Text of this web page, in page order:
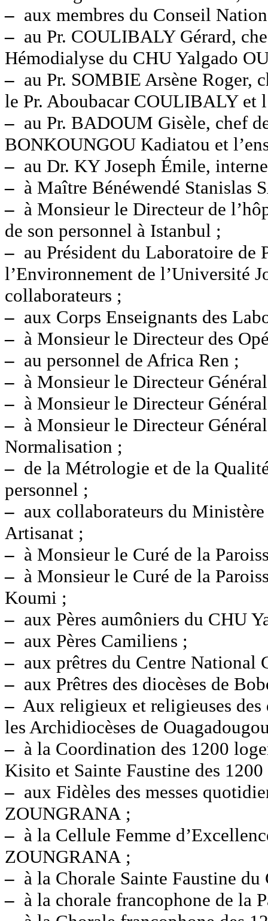
– aux membres du Conseil
– au Pr. COULIBALY Gérard,
Hémodialyse du CHU Yalgado
– au Pr. SOMBIE Arsène Roger,
le Pr. Aboubacar COULIBALY et
– au Pr. BADOUM Gisèle, chef
BONKOUNGOU Kadiatou et
– au Dr. KY Joseph Émile,
– à Maître Bénéwendé Stanislas
– à Monsieur le Directeur de
de son personnel à Istanbul ;
– au Président du Laboratoire de
l’Environnement de l’Université
collaborateurs ;
– aux Corps Enseignants des
– à Monsieur le Directeur des
– au personnel de Africa Ren ;
– à Monsieur le Directeur
– à Monsieur le Directeur
– à Monsieur le Directeur
Normalisation ;
– de la Métrologie et de la
personnel ;
– aux collaborateurs du
Artisanat ;
– à Monsieur le Curé de la
– à Monsieur le Curé de la
Koumi ;
– aux Pères aumôniers du CHU
– aux Pères Camiliens ;
– aux prêtres du Centre
– aux Prêtres des diocèses de
– Aux religieux et religieuses des
les Archidiocèses de
– à la Coordination des 1200
Kisito et Sainte Faustine des
– aux Fidèles des messes
ZOUNGRANA ;
– à la Cellule Femme
ZOUNGRANA ;
– à la Chorale Sainte Faustine
– à la chorale francophone de la